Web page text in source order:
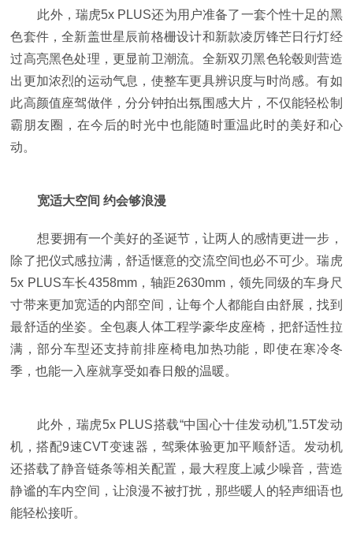
此外，瑞虎5x PLUS还为用户准备了一套个性十足的黑
色套件，全新盖世星辰前格栅设计和新款凌厉锋芒日行灯经
过高亮黑色处理，更显前卫潮流。全新双刃黑色轮毂则营造
出更加浓烈的运动气息，使整车更具辨识度与时尚感。有如
此高颜值座驾做伴，分分钟拍出氛围感大片，不仅能轻松制
霸朋友圈，在今后的时光中也能随时重温此时的美好和心
动。
宽适大空间 约会够浪漫
想要拥有一个美好的圣诞节，让两人的感情更进一步，
除了把仪式感拉满，舒适惬意的交流空间也必不可少。瑞虎
5x PLUS车长4358mm，轴距2630mm，领先同级的车身尺
寸带来更加宽适的内部空间，让每个人都能自由舒展，找到
最舒适的坐姿。全包裹人体工程学豪华皮座椅，把舒适性拉
满，部分车型还支持前排座椅电加热功能，即使在寒冷冬
季，也能一入座就享受如春日般的温暖。
此外，瑞虎5x PLUS搭载“中国心十佳发动机”1.5T发动
机，搭配9速CVT变速器，驾乘体验更加平顺舒适。发动机
还搭载了静音链条等相关配置，最大程度上减少噪音，营造
静谧的车内空间，让浪漫不被打扰，那些暖人的轻声细语也
能轻松接听。